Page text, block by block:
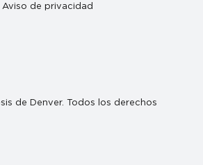
Aviso de privacidad
de Denver. Todos los derechos